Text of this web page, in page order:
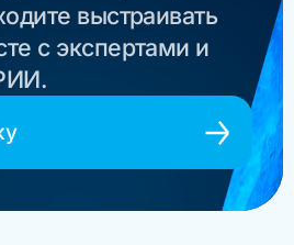
выстраивать
с экспертами и